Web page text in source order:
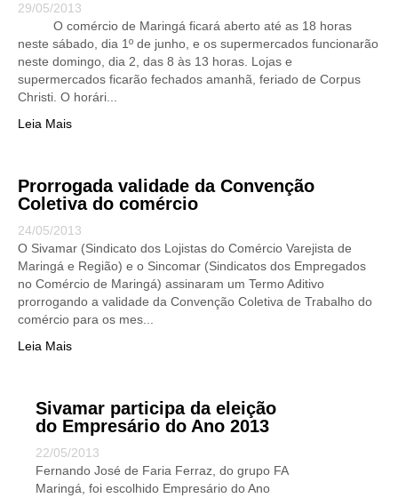
29/05/2013
O comércio de Maringá ficará aberto até as 18 horas
neste sábado, dia 1º de junho, e os supermercados funcionarão
neste domingo, dia 2, das 8 às 13 horas. Lojas e
supermercados ficarão fechados amanhã, feriado de Corpus
Christi. O horári...
Leia Mais
Prorrogada validade da Convenção
Coletiva do comércio
24/05/2013
O Sivamar (Sindicato dos Lojistas do Comércio Varejista de
Maringá e Região) e o Sincomar (Sindicatos dos Empregados
no Comércio de Maringá) assinaram um Termo Aditivo
prorrogando a validade da Convenção Coletiva de Trabalho do
comércio para os mes...
Leia Mais
Sivamar participa da eleição
do Empresário do Ano 2013
22/05/2013
Fernando José de Faria Ferraz, do grupo FA
Maringá, foi escolhido Empresário do Ano